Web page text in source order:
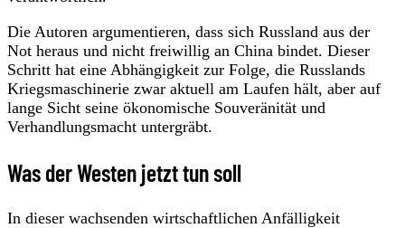
Die Autoren argumentieren, dass sich Russland aus der
Not heraus und nicht freiwillig an China bindet. Dieser
Schritt hat eine Abhängigkeit zur Folge, die Russlands
Kriegsmaschinerie zwar aktuell am Laufen hält, aber auf
lange Sicht seine ökonomische Souveränität und
Verhandlungsmacht untergräbt.
Was der Westen jetzt tun soll
In dieser wachsenden wirtschaftlichen Anfälligkeit